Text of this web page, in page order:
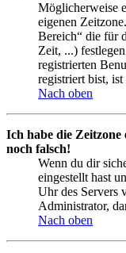
Möglicherweise
eigenen
Bereich“ die für
Zeit, ...)
registrierten
registriert bist,
Nach oben
Ich habe die
noch falsch!
Wenn du dir
eingestellt hast
Uhr des Servers
Administrator,
Nach oben